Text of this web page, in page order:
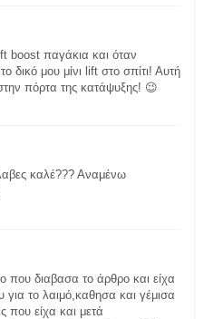
boost παγάκια και όταν
μου μίνι lift στο σπίτι! Αυτή
πόρτα της κατάψυξης! 😉
καλέ??? Αναμένω
που διαβασα το άρθρο και είχα
για το λαιμό,καθησα και γέμισα
που είχα και μετά